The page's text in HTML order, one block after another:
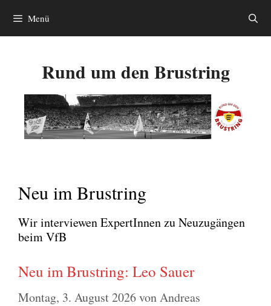
Inhalt
springen
Menü
Rund um den Brustring
Neu im Brustring
Wir inter­view­en Exper­tIn­nen zu Neu­zu­gän­gen
beim VfB
Neu im Brustring: Leo Sauer
Montag, 3. August 2026vonAndreas